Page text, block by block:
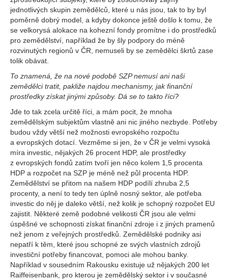
jednotlivých skupin zemědělců, které u nás jsou, tak to by byl
poměrně dobrý model, a kdyby dokonce ještě došlo k tomu, že
se velkorysá alokace na kohezní fondy promítne i do prostředků
pro zemědělství, například že by šly podpory do méně
rozvinutých regionů v ČR, nemuseli by se zemědělci škrtů zase
tolik obávat.
To znamená, že na nové podobě SZP nemusí ani naši
zemědělci tratit, pakliže najdou mechanismy, jak finanční
prostředky získat jinými způsoby. Dá se to takto říci?
Jde to tak zcela určitě říci, a mám pocit, že mnoha
zemědělským subjektům vlastně ani nic jiného nezbyde. Potřeby
budou vždy větší než možnosti evropského rozpočtu
a evropských dotací. Vezměme si jen, že v ČR je velmi vysoká
míra investic, nějakých 26 procent HDP, ale prostředky
z evropských fondů zatím tvoří jen něco kolem 1,5 procenta
HDP a rozpočet na SZP je méně než půl procenta HDP.
Zemědělství se přitom na našem HDP podílí zhruba 2,5
procenty, a není to tedy ten úplně nosný sektor, ale potřeba
investic do něj je daleko větší, než kolik je schopný rozpočet EU
zajistit. Některé země podobné velikosti ČR jsou ale velmi
úspěšné ve schopnosti získat finanční zdroje i z jiných pramenů
než jenom z veřejných prostředků. Zemědělské podniky asi
nepatří k těm, které jsou schopné ze svých vlastních zdrojů
investiční potřeby financovat, pomoci ale mohou banky.
Například v sousedním Rakousku existuje už nějakých 200 let
Raiffeisenbank, pro kterou je zemědělský sektor i v současné